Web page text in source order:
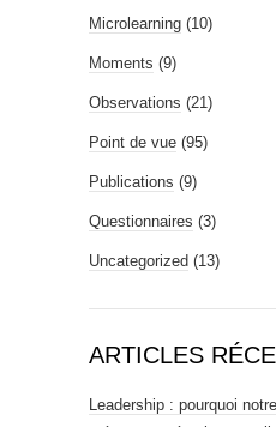
Microlearning (10)
Moments (9)
Observations (21)
Point de vue (95)
Publications (9)
Questionnaires (3)
Uncategorized (13)
ARTICLES
Leadership : pourquoi